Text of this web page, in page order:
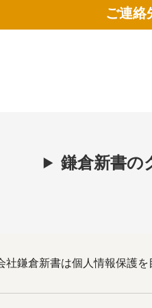
ご連絡
鎌倉新書の
社鎌倉新書は個人情報保護